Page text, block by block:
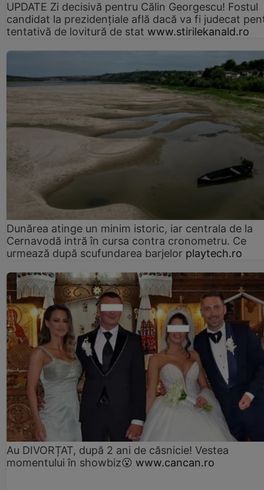
UPDATE Zi decisivă pentru Călin Georgescu! Fostul
candidat la prezidențiale află dacă va fi judecat
tentativă de lovitură de stat www.stirilekanald.ro
Dunărea atinge un minim istoric, iar centrala de la
Cernavodă intră în cursa contra cronometru. Ce
urmează după scufundarea barjelor playtech.ro
Au DIVORȚAT, după 2 ani de căsnicie! Vestea
momentului în showbiz😮 www.cancan.ro